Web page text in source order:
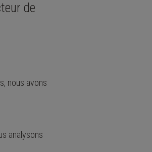
de
nous avons
analysons